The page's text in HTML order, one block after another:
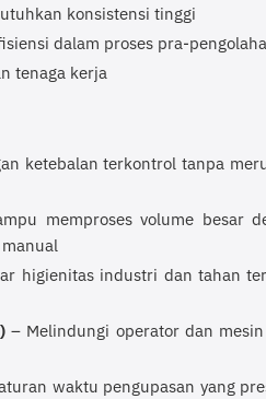
konsistensi tinggi
dalam proses pra-
tenaga kerja
ketebalan terkontrol tanpa
memproses volume besar
higienitas industri dan tahan
– Melindungi operator dan
waktu pengupasan yang